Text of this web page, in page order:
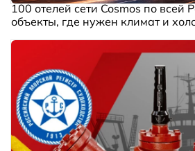
100 отелей сети Cosmos по всей
объекты, где нужен климат и